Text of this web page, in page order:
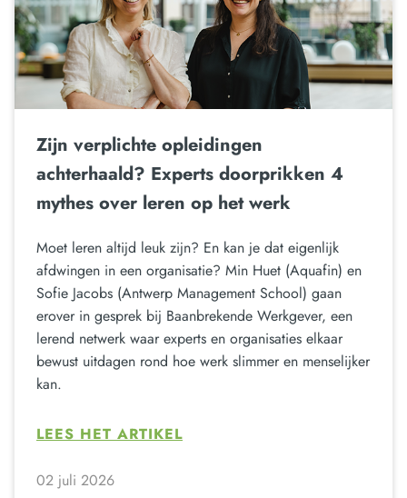
Zijn verplichte opleidingen
achterhaald? Experts doorprikken 4
mythes over leren op het werk
Moet leren altijd leuk zijn? En kan je dat eigenlijk
afdwingen in een organisatie? Min Huet (Aquafin) en
Sofie Jacobs (Antwerp Management School) gaan
erover in gesprek bij Baanbrekende Werkgever, een
lerend netwerk waar experts en organisaties elkaar
bewust uitdagen rond hoe werk slimmer en menselijker
kan.
LEES HET ARTIKEL
02 juli 2026